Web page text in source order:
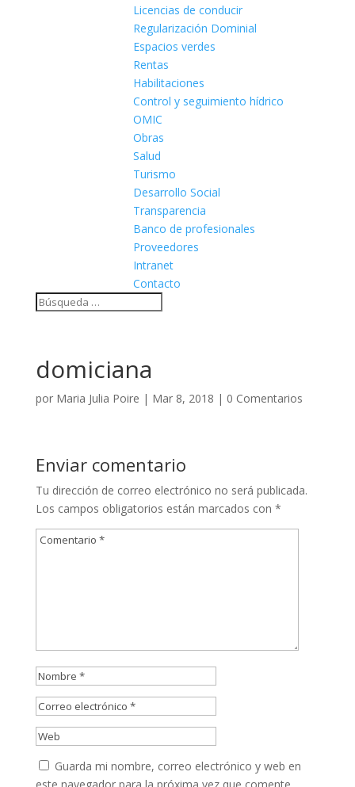
Licencias de conducir
Regularización Dominial
Espacios verdes
Rentas
Habilitaciones
Control y seguimiento hídrico
OMIC
Obras
Salud
Turismo
Desarrollo Social
Transparencia
Banco de profesionales
Proveedores
Intranet
Contacto
domiciana
por Maria Julia Poire | Mar 8, 2018 | 0 Comentarios
Enviar comentario
Tu dirección de correo electrónico no será publicada.
Los campos obligatorios están marcados con *
Guarda mi nombre, correo electrónico y web en